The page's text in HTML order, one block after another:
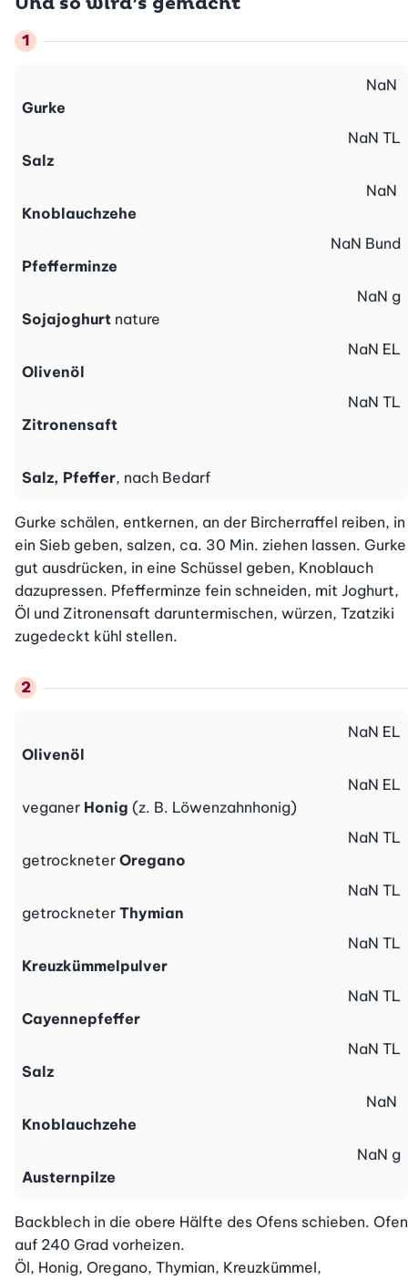
Gurke
NaN
Salz
NaN TL
Knoblauchzehe
NaN
Pfefferminze
NaN Bund
Sojajoghurt nature
NaN g
Olivenöl
NaN EL
Zitronensaft
NaN TL
Salz, Pfeffer, nach Bedarf
Gurke schälen, entkernen, an der Bircherraffel reiben, in
ein Sieb geben, salzen, ca. 30 Min. ziehen lassen. Gurke
gut ausdrücken, in eine Schüssel geben, Knoblauch
dazupressen. Pfefferminze fein schneiden, mit Joghurt,
Öl und Zitronensaft daruntermischen, würzen, Tzatziki
zugedeckt kühl stellen.
Olivenöl
NaN EL
veganer Honig (z. B. Löwenzahnhonig)
NaN EL
getrockneter Oregano
NaN TL
getrockneter Thymian
NaN TL
Kreuzkümmelpulver
NaN TL
Cayennepfeffer
NaN TL
Salz
NaN TL
Knoblauchzehe
NaN
Austernpilze
NaN g
Backblech in die obere Hälfte des Ofens schieben. Ofen
auf 240 Grad vorheizen.
Öl, Honig, Oregano, Thymian, Kreuzkümmel,